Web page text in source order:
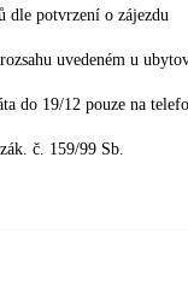
dle potvrzení o zájezdu
uvedeném u
do 19/12 pouze na
č. 159/99 Sb.